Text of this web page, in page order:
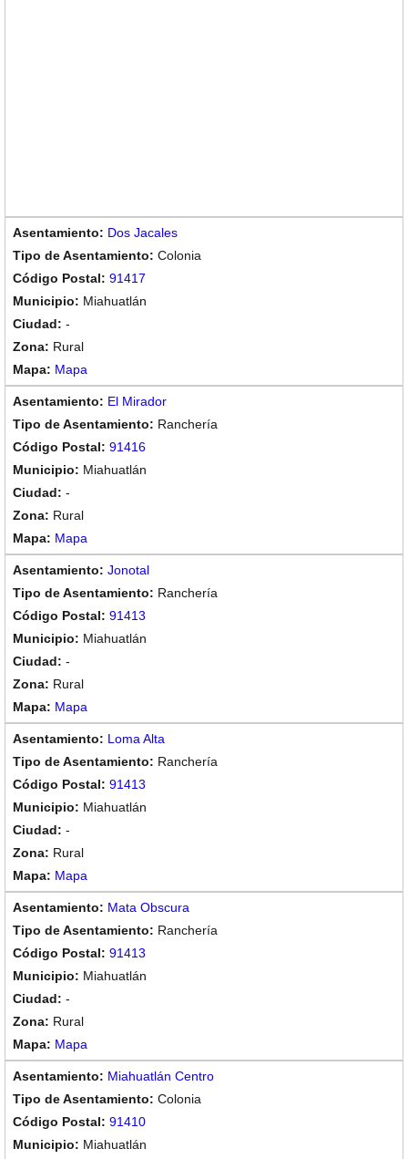
Dos Jacales
Colonia
91417
Miahuatlán
-
Rural
Mapa
El Mirador
Ranchería
91416
Miahuatlán
-
Rural
Mapa
Jonotal
Ranchería
91413
Miahuatlán
-
Rural
Mapa
Loma Alta
Ranchería
91413
Miahuatlán
-
Rural
Mapa
Mata Obscura
Ranchería
91413
Miahuatlán
-
Rural
Mapa
Miahuatlán Centro
Colonia
91410
Miahuatlán